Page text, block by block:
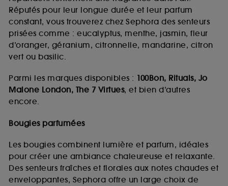
Réputés pour leur longue durée et leur parfum
constant, vous trouverez chez Sephora des senteurs
prisées comme : eucalyptus, menthe, jasmin, fleur
d’oranger, géranium, citronnelle, mandarine, citron
vert ou basilic.
Parmi les marques disponibles : 100Bon, Rituals, Jo
Malone London, The 7 Virtues, et bien d’autres
encore.
Bougies parfumées
Les bougies combinent lumière et parfum, idéales
pour créer une ambiance chaleureuse et relaxante.
Des senteurs fraîches et florales aux notes chaudes et
enveloppantes, Sephora offre un large choix de